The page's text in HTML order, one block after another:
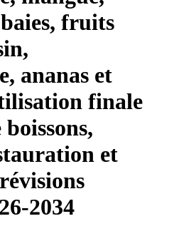
fruits
ananas et
finale
et
2034